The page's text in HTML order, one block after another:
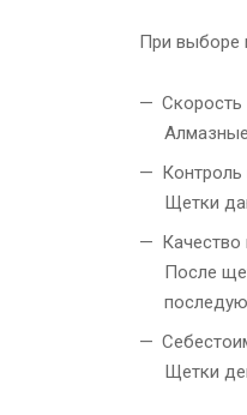
При выборе
Скорость
Контроль
Щетки
Качество
После
Щетки